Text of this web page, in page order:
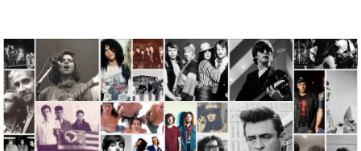
A História do Disco